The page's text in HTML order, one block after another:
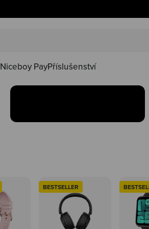
Niceboy PayPříslušenství
Oblíbené produkty teď
Koupit
BESTSELLER